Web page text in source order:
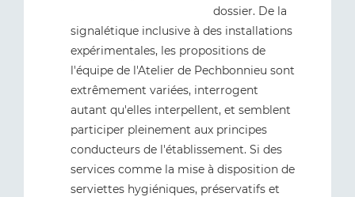
dossier. De la
signalétique inclusive à des installations
expérimentales, les propositions de
l'équipe de l'Atelier de Pechbonnieu sont
extrêmement variées, interrogent
autant qu'elles interpellent, et semblent
participer pleinement aux principes
conducteurs de l'établissement. Si des
services comme la mise à disposition de
serviettes hygiéniques, préservatifs et